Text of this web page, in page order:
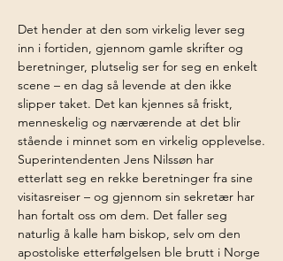
Det hender at den som virkelig lever seg
inn i fortiden, gjennom gamle skrifter og
beretninger, plutselig ser for seg en enkelt
scene – en dag så levende at den ikke
slipper taket. Det kan kjennes så friskt,
menneskelig og nærværende at det blir
stående i minnet som en virkelig opplevelse.
Superintendenten Jens Nilssøn har
etterlatt seg en rekke beretninger fra sine
visitasreiser – og gjennom sin sekretær har
han fortalt oss om dem. Det faller seg
naturlig å kalle ham biskop, selv om den
apostoliske etterfølgelsen ble brutt i Norge